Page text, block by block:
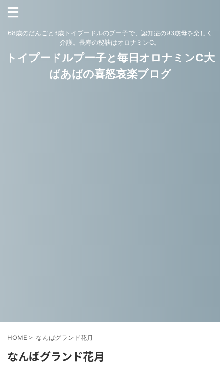
68歳のだんごと8歳トイプードルのプー子で、認知症の93歳母を楽しく
介護。長寿の秘訣はオロナミンC。
トイプードルプー子と毎日オロナミンC大
ばあばの喜怒哀楽ブログ
HOME > なんばグランド花月
なんばグランド花月